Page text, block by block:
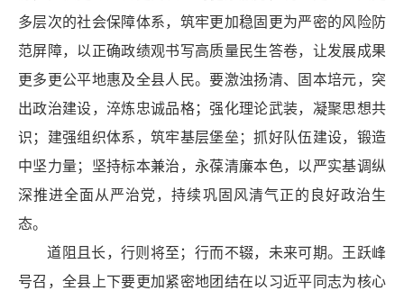
多层次的社会保障体系，筑牢更加稳固更为严密的风险防
范屏障，以正确政绩观书写高质量民生答卷，让发展成果
更多更公平地惠及全县人民。要激浊扬清、固本培元，突
出政治建设，淬炼忠诚品格；强化理论武装，凝聚思想共
识；建强组织体系，筑牢基层堡垒；抓好队伍建设，锻造
中坚力量；坚持标本兼治，永葆清廉本色，以严实基调纵
深推进全面从严治党，持续巩固风清气正的良好政治生
态。
道阻且长，行则将至；行而不辍，未来可期。王跃峰
号召，全县上下要更加紧密地团结在以习近平同志为核心